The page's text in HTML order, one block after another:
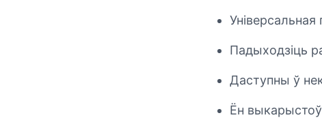
Падыходзіць
Даступны ў
Ён